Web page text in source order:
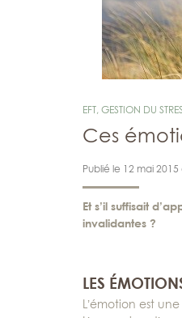
EFT, GESTION DU
Ces
Publié le 12 mai
Et s’il suffisait
invalidantes ?
LES
L’émotion est